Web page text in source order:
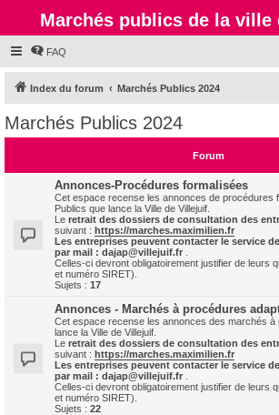
Marchés publics de la
FAQ
Index du forum Marchés Publics 2024
Marchés Publics 2024
Forum
Annonces-Procédures formalisées
Cet espace recense les annonces de procédures
Publics que lance la Ville de Villejuif.
Le retrait des dossiers de consultation des
suivant : https://marches.maximilien.fr
Les entreprises peuvent contacter le service
par mail : dajap@villejuif.fr
Celles-ci devront obligatoirement justifier de leurs
et numéro SIRET).
Sujets : 17
Annonces - Marchés à procédures
Cet espace recense les annonces des marchés à
lance la Ville de Villejuif.
Le retrait des dossiers de consultation des
suivant : https://marches.maximilien.fr
Les entreprises peuvent contacter le service
par mail : dajap@villejuif.fr
Celles-ci devront obligatoirement justifier de leurs
et numéro SIRET).
Sujets : 22